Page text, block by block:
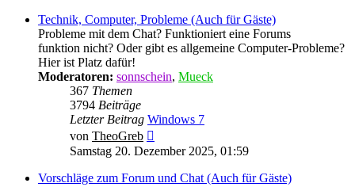
Technik, Computer, Probleme (Auch für Gäste)
Probleme mit dem Chat? Funktioniert eine Forums
funktion nicht? Oder gibt es allgemeine Computer-Probleme?
Hier ist Platz dafür!
Moderatoren: sonnschein, Mueck
367 Themen
3794 Beiträge
Letzter Beitrag Windows 7
von TheoGreb
Beitrag
Samstag 20. Dezember 2025, 01:59
Vorschläge zum Forum und Chat (Auch für Gäste)